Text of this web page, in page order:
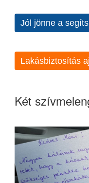
Jól jönne a
Lakásbiztosítás
Két